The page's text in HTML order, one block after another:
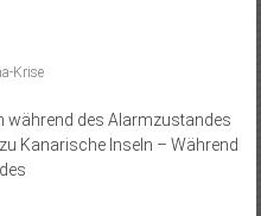
Krise
während des Alarmzustandes
Kanarische Inseln – Während